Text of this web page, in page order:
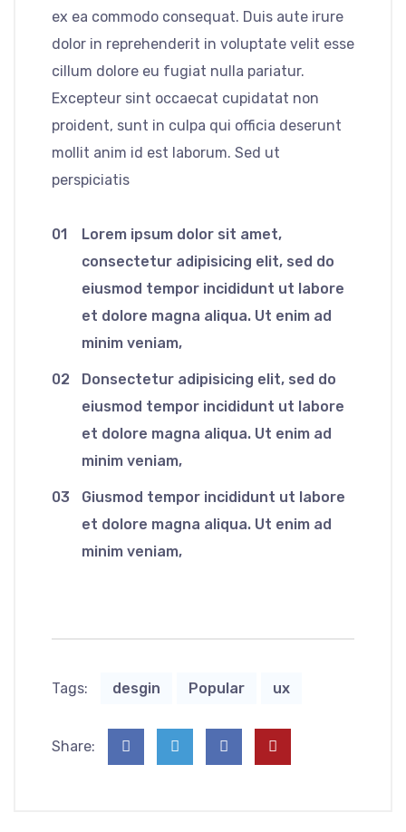
ex ea commodo consequat. Duis aute irure
dolor in reprehenderit in voluptate velit esse
cillum dolore eu fugiat nulla pariatur.
Excepteur sint occaecat cupidatat non
proident, sunt in culpa qui officia deserunt
mollit anim id est laborum. Sed ut
perspiciatis
01
Lorem ipsum dolor sit amet,
consectetur adipisicing elit, sed do
eiusmod tempor incididunt ut labore
et dolore magna aliqua. Ut enim ad
minim veniam,
02
Donsectetur adipisicing elit, sed do
eiusmod tempor incididunt ut labore
et dolore magna aliqua. Ut enim ad
minim veniam,
03
Giusmod tempor incididunt ut labore
et dolore magna aliqua. Ut enim ad
minim veniam,
Tags: desgin Popular ux
Share: